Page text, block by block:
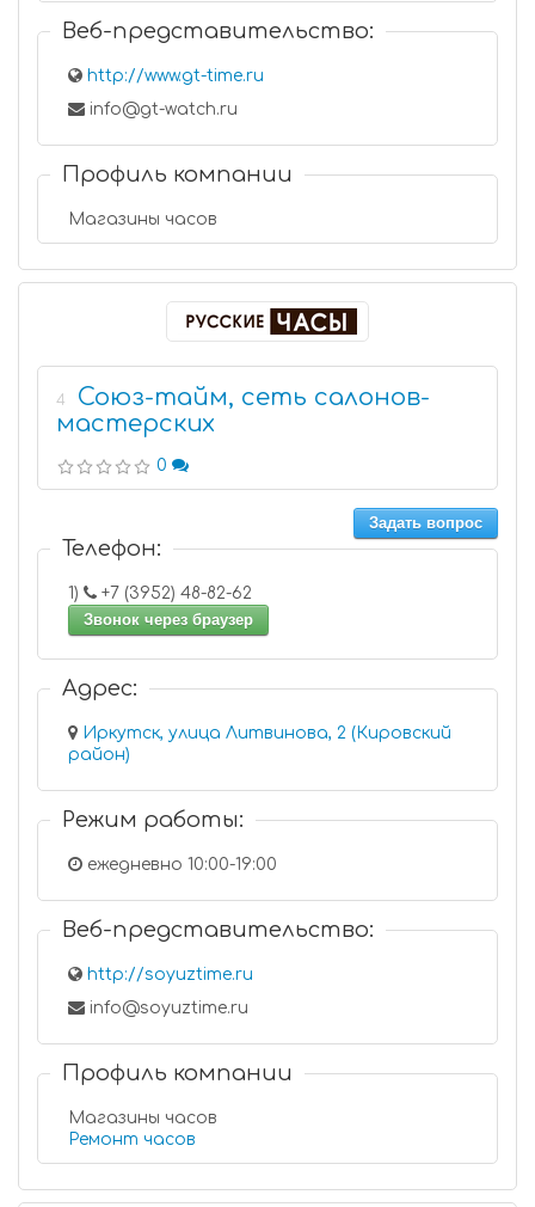
Веб-представительство:
http://www.gt-time.ru
info@gt-watch.ru
Профиль компании
Магазины часов
4
Союз-тайм, сеть салонов-
мастерских
0
Задать вопрос
Телефон:
1)
+7 (3952) 48-82-62
Звонок через браузер
Адрес:
Иркутск, улица Литвинова, 2 (Кировский
район)
Режим работы:
ежедневно 10:00-19:00
Веб-представительство:
http://soyuztime.ru
info@soyuztime.ru
Профиль компании
Магазины часов
Ремонт часов